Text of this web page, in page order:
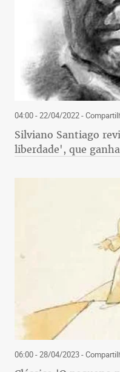
04:00 - 22/04/2022-
Silviano Santiago
liberdade', que
06:00 - 28/04/2023-